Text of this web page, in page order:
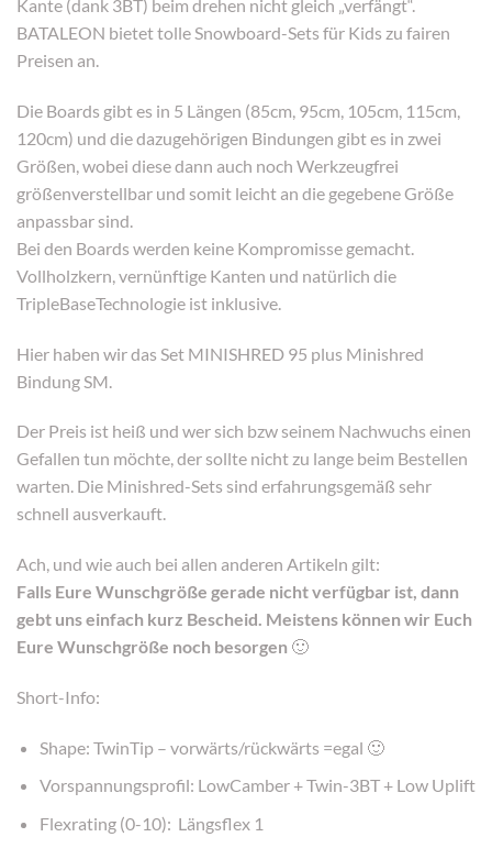
Kante (dank 3BT) beim drehen nicht gleich „verfängt“.
BATALEON bietet tolle Snowboard-Sets für Kids zu fairen
Preisen an.
Die Boards gibt es in 5 Längen (85cm, 95cm, 105cm, 115cm,
120cm) und die dazugehörigen Bindungen gibt es in zwei
Größen, wobei diese dann auch noch Werkzeugfrei
größenverstellbar und somit leicht an die gegebene Größe
anpassbar sind.
Bei den Boards werden keine Kompromisse gemacht.
Vollholzkern, vernünftige Kanten und natürlich die
TripleBaseTechnologie ist inklusive.
Hier haben wir das Set MINISHRED 95 plus Minishred
Bindung SM.
Der Preis ist heiß und wer sich bzw seinem Nachwuchs einen
Gefallen tun möchte, der sollte nicht zu lange beim Bestellen
warten. Die Minishred-Sets sind erfahrungsgemäß sehr
schnell ausverkauft.
Ach, und wie auch bei allen anderen Artikeln gilt:
Falls Eure Wunschgröße gerade nicht verfügbar ist, dann
gebt uns einfach kurz Bescheid. Meistens können wir Euch
Eure Wunschgröße noch besorgen 🙂
Short-Info:
Shape: TwinTip – vorwärts/rückwärts =egal 🙂
Vorspannungsprofil: LowCamber + Twin-3BT + Low Uplift
Flexrating (0-10): Längsflex 1